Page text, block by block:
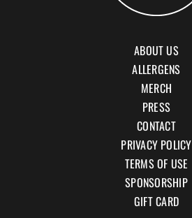
ABOUT US
ALLERGENS
MERCH
PRESS
CONTACT
PRIVACY POLICY
TERMS OF USE
SPONSORSHIP
GIFT CARD